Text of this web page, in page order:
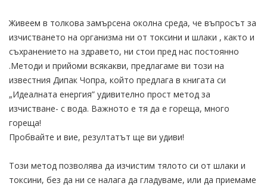
Живеем в толкова замърсена околна среда, че въпросът за
изчистването на организма ни от токсини и шлаки , както и
съхранението на здравето, ни стои пред нас постоянно
.Методи и прийоми всякакви, предлагаме ви този на
известния Дипак Чопра, който предлага в книгата си
„Идеалната енергия” удивително прост метод за
изчистване- с вода. Важното е тя да е гореща, много
гореща!
Пробвайте и вие, резултатът ще ви удиви!
Този метод позволява да изчистим тялото си от шлаки и
токсини, без да ни се налага да гладуваме, или да приемаме